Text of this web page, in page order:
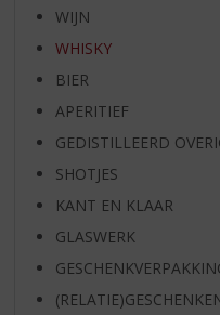
WIJN
WHISKY
BIER
APERITIEF
GEDISTILLEERD
SHOTJES
KANT EN KLAAR
GLASWERK